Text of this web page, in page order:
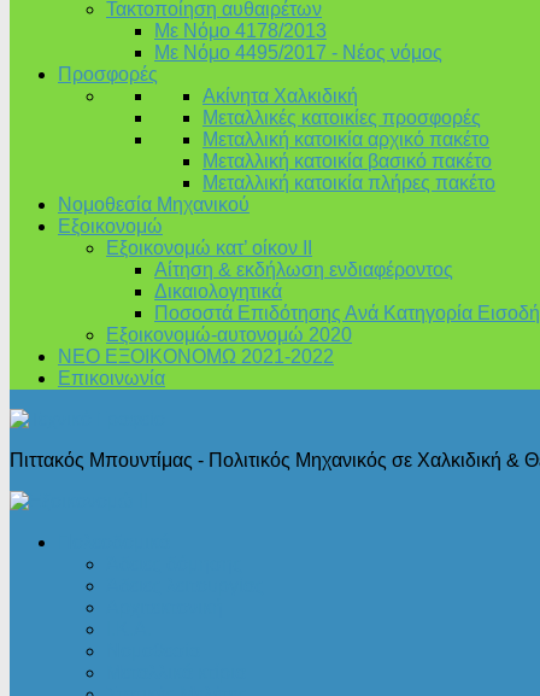
Τακτοποίηση αυθαιρέτων
Με Νόμο 4178/2013
Με Νόμο 4495/2017 - Νέος νόμος
Προσφορές
Ακίνητα Χαλκιδική
Μεταλλικές κατοικίες προσφορές
Μεταλλική κατοικία αρχικό πακέτο
Μεταλλική κατοικία βασικό πακέτο
Μεταλλική κατοικία πλήρες πακέτο
Νομοθεσία Μηχανικού
Εξοικονομώ
Εξοικονομώ κατ’ οίκον II
Αίτηση & εκδήλωση ενδιαφέροντος
Δικαιολογητικά
Ποσοστά Επιδότησης Ανά Κατηγορία
Εξοικονομώ-αυτονομώ 2020
ΝΕΟ ΕΞΟΙΚΟΝΟΜΩ 2021-2022
Επικοινωνία
Πιττακός Μπουντίμας - Πολιτικός Μηχανικός σε Χαλκιδική &